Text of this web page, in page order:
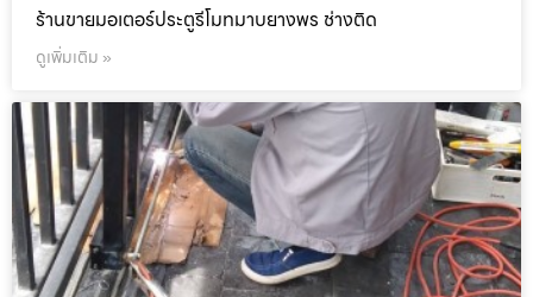
ร้านขายมอเตอร์ประตูรีโมทมาบยางพร ช่างติด
ดูเพิ่มเติม »